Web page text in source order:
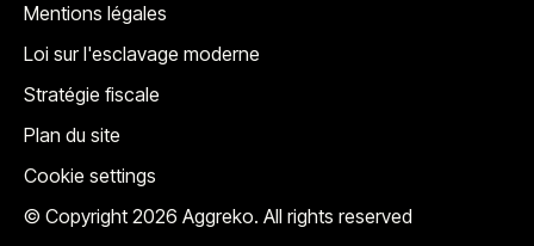
© Copyright 2026 Aggreko. All rights reserved
Mentions légales
Loi sur l'esclavage moderne
Stratégie fiscale
Plan du site
Cookie settings